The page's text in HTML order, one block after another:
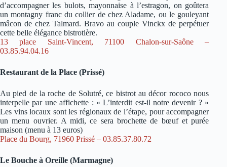
d’accompagner les bulots, mayonnaise à l’estragon, on goûtera
un montagny franc du collier de chez Aladame, ou le gouleyant
mâcon de chez Talmard. Bravo au couple Vinckx de perpétuer
cette belle élégance bistrotière.
13 place Saint-Vincent, 71100 Chalon-sur-Saône –
03.85.94.04.16
Restaurant de la Place (Prissé)
Au pied de la roche de Solutré, ce bistrot au décor rococo nous
interpelle par une affichette : « L’interdit est-il notre devenir ? »
Les vins locaux sont les régionaux de l’étape, pour accompagner
un menu ouvrier. A midi, ce sera brochette de bœuf et purée
maison (menu à 13 euros)
Place du Bourg, 71960 Prissé – 03.85.37.80.72
Le Bouche à Oreille (Marmagne)